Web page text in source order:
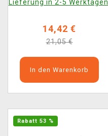
Lieferung in 2-5 Werktagen.
14,42 €
21,05 €
In den Warenkorb
Rabatt 53 %